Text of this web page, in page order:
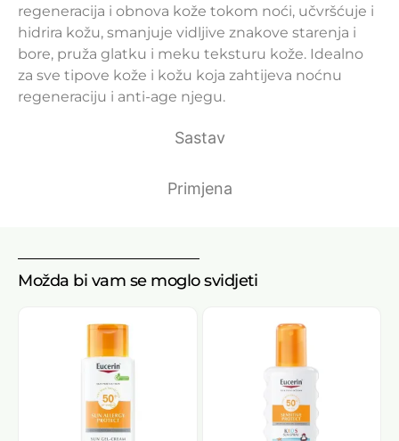
Sastav
Primjena
regeneracija i obnova kože tokom noći, učvršćuje i
hidrira kožu, smanjuje vidljive znakove starenja i
bore, pruža glatku i meku teksturu kože. Idealno
za sve tipove kože i kožu koja zahtijeva noćnu
regeneraciju i anti-age njegu.
Možda bi vam se moglo svidjeti